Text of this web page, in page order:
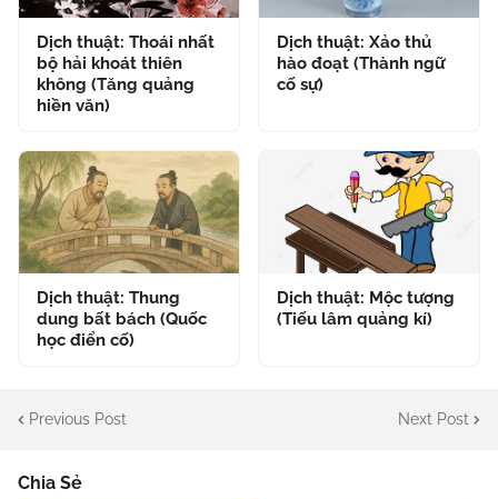
Dịch thuật: Thoái nhất
bộ hải khoát thiên
không (Tăng quảng
hiền văn)
Dịch thuật: Xảo thủ
hào đoạt (Thành ngữ
cố sự)
Dịch thuật: Thung
dung bất bách (Quốc
học điển cố)
Dịch thuật: Mộc tượng
(Tiếu lâm quảng kí)
Previous Post Next Post
Chia Sẻ